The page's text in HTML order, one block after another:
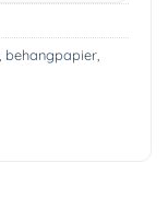
behangpapier,